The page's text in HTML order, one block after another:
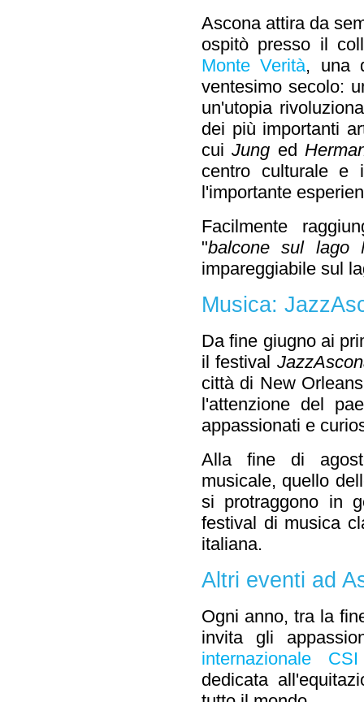
Ascona attira da
ospitò presso il
Monte Verità, una
ventesimo secolo:
un'utopia
dei più importanti
cuiJung ed
centro culturale e
l'importante
Facilmente
"balcone sul lago
impareggiabile sul
Musica:
Da fine giugno ai
il festival
città di New
l'attenzione del
appassionati e
Alla fine di
musicale, quello
si protraggono in
festival di musica
italiana.
Altri eventi ad
Ogni anno, tra la
invita gli
internazionale
dedicata